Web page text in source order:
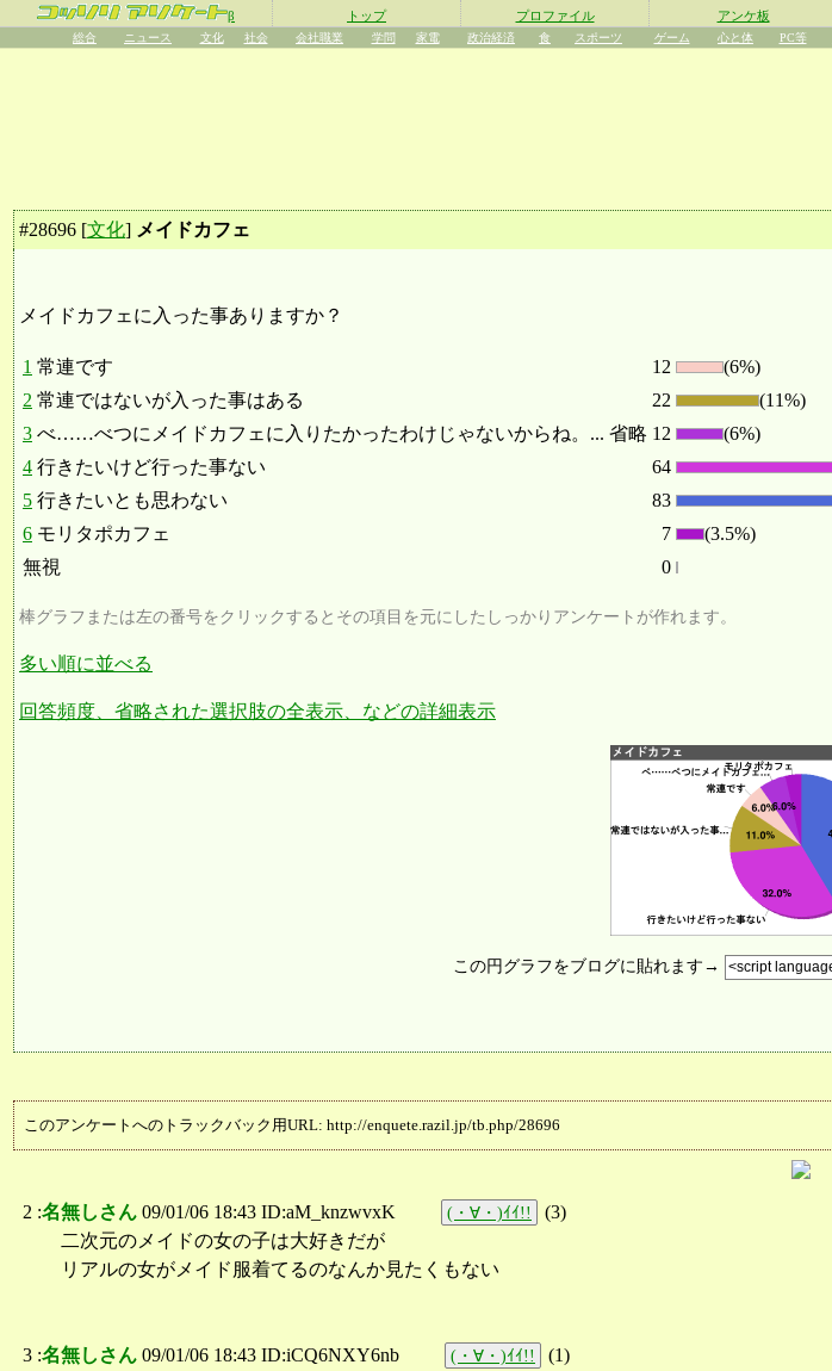
β トップ プロファイル アンケ板
総合 ニュース 文化 社会 会社職業 学問 家電 政治経済 食 スポーツ ゲーム 心と体 PC等
#28696 [文化] メイドカフェ
メイドカフェに入った事ありますか？
1 常連です 12
(6%)
2 常連ではないが入った事はある 22
(11%)
3 べ……べつにメイドカフェに入りたかったわけじゃないからね。... 省略 12
(6%)
4 行きたいけど行った事ない 64
5 行きたいとも思わない 83
6 モリタポカフェ 7
(3.5%)
無視
0
棒グラフまたは左の番号をクリックするとその項目を元にしたしっかりアンケートが作れます。
多い順に並べる
回答頻度、省略された選択肢の全表示、などの詳細表示
この円グラフをブログに貼れます→
このアンケートへのトラックバック用URL: http://enquete.razil.jp/tb.php/28696
2 :名無しさん 09/01/06 18:43 ID:aM_knzwvxK (・∀・)ｲｲ!! (3)
二次元のメイドの女の子は大好きだが
リアルの女がメイド服着てるのなんか見たくもない
3 :名無しさん 09/01/06 18:43 ID:iCQ6NXY6nb (・∀・)ｲｲ!! (1)